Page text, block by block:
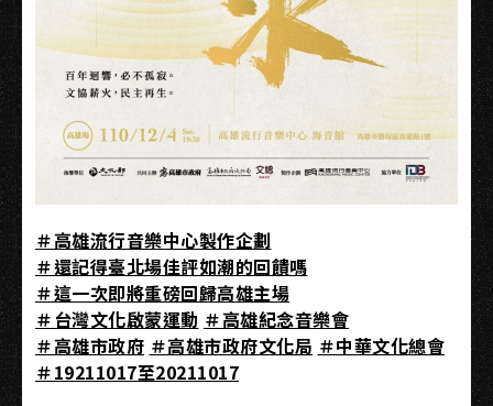
＃高雄流行音樂中心製作企劃
＃還記得臺北場佳評如潮的回饋嗎
＃這一次即將重磅回歸高雄主場
＃台灣文化啟蒙運動 ＃高雄紀念音樂會
＃高雄市政府 ＃高雄市政府文化局 ＃中華文化總會
＃19211017至20211017